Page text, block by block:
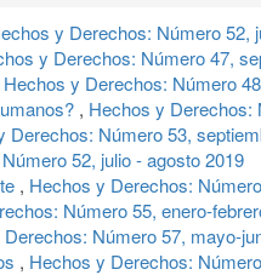
y Derechos: Número 52,
y Derechos: Número 47,
Hechos y Derechos: Número
, Hechos y Derechos:
Derechos: Número 53,
52, julio - agosto 2019
, Hechos y Derechos:
Número 55, enero-
Número 57, mayo-
, Hechos y Derechos: